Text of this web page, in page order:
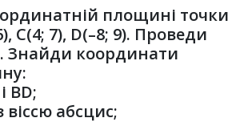
площині точки
С(4; 7), D(–8; 9). Проведи
Знайди координати
ВD;
віссю абсцис;